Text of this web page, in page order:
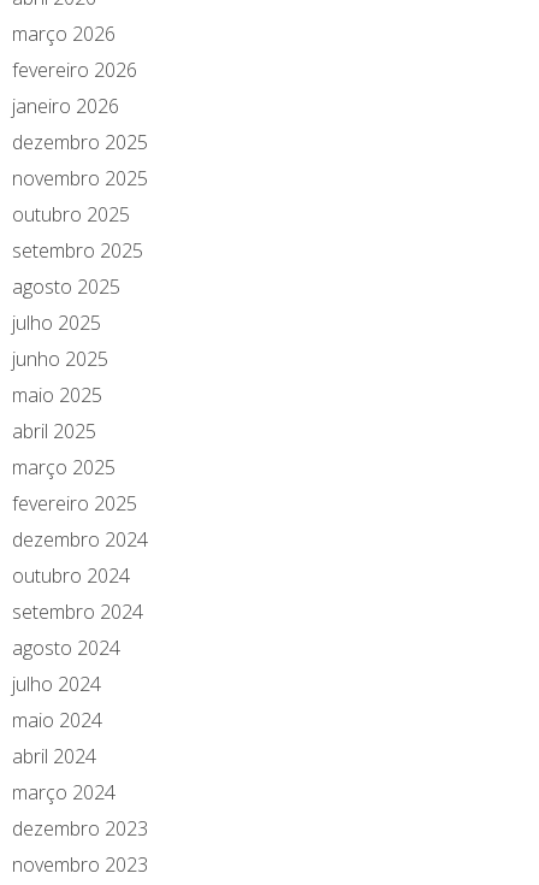
março 2026
fevereiro 2026
janeiro 2026
dezembro 2025
novembro 2025
outubro 2025
setembro 2025
agosto 2025
julho 2025
junho 2025
maio 2025
abril 2025
março 2025
fevereiro 2025
dezembro 2024
outubro 2024
setembro 2024
agosto 2024
julho 2024
maio 2024
abril 2024
março 2024
dezembro 2023
novembro 2023